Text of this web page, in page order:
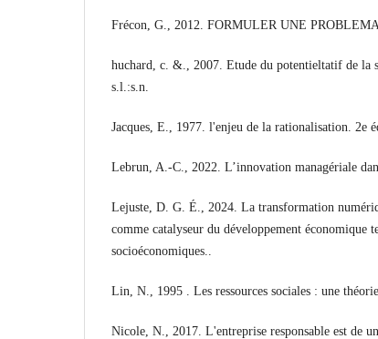
Frécon, G., 2012. FORMULER UNE
huchard, c. &., 2007. Etude du potentieltatif de la
s.l.:s.n.
Jacques, E., 1977. l'enjeu de la rationalisation. 2e
Lebrun, A.-C., 2022. L’innovation managériale
Lejuste, D. G. É., 2024. La transformation
comme catalyseur du développement économique
socioéconomiques..
Lin, N., 1995 . Les ressources sociales : une
Nicole, N., 2017. L'entreprise responsable est de